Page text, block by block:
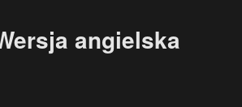
angielska